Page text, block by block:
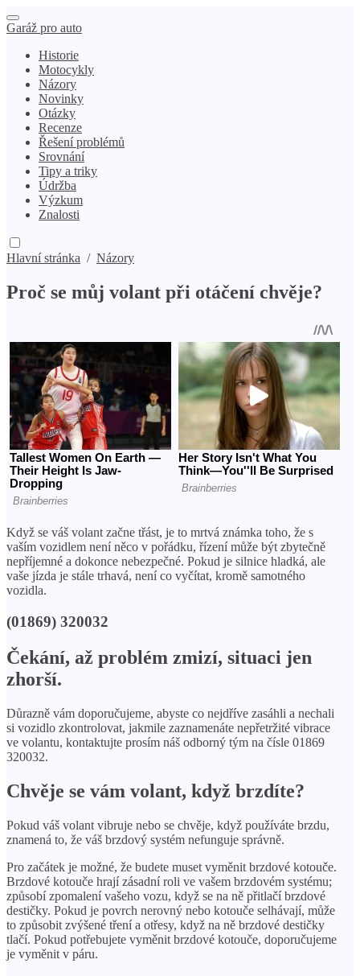
Garáž pro auto
Historie
Motocykly
Názory
Novinky
Otázky
Recenze
Řešení problémů
Srovnání
Tipy a triky
Údržba
Výzkum
Znalosti
Hlavní stránka / Názory
Proč se můj volant při otáčení chvěje?
Když se váš volant začne třást, je to mrtvá známka toho, že s
vaším vozidlem není něco v pořádku, řízení může být zbytečně
nepříjemné a dokonce nebezpečné. Pokud je silnice hladká, ale
vaše jízda je stále trhavá, není co vyčítat, kromě samotného
vozidla.
(01869) 320032
Čekání, až problém zmizí, situaci jen
zhorší.
Důrazně vám doporučujeme, abyste co nejdříve zasáhli a nechali
si vozidlo zkontrolovat, jakmile zaznamenáte nepřetržité vibrace
ve volantu, kontaktujte prosím náš odborný tým na čísle 01869
320032.
Chvěje se vám volant, když brzdíte?
Pokud váš volant vibruje nebo se chvěje, když používáte brzdu,
znamená to, že váš brzdový systém nefunguje správně.
Pro začátek je možné, že budete muset vyměnit brzdové kotouče.
Brzdové kotouče hrají zásadní roli ve vašem brzdovém systému;
způsobí zpomalení vašeho vozu, když se na ně přitlačí brzdové
destičky. Pokud je povrch nerovný nebo kotouče selhávají, může
to způsobit zvýšené tření a otřesy, když na ně brzdové destičky
tlačí. Pokud potřebujete vyměnit brzdové kotouče, doporučujeme
je vyměnit v páru.